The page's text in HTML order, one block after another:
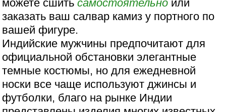
можете сшитьсамостоятельно или
заказать ваш салвар камиз у портного по
вашей фигуре.
Индийские мужчины предпочитают для
официальной обстановки элегантные
темные костюмы, но для ежедневной
носки все чаще используют джинсы и
футболки, благо на рынке Индии